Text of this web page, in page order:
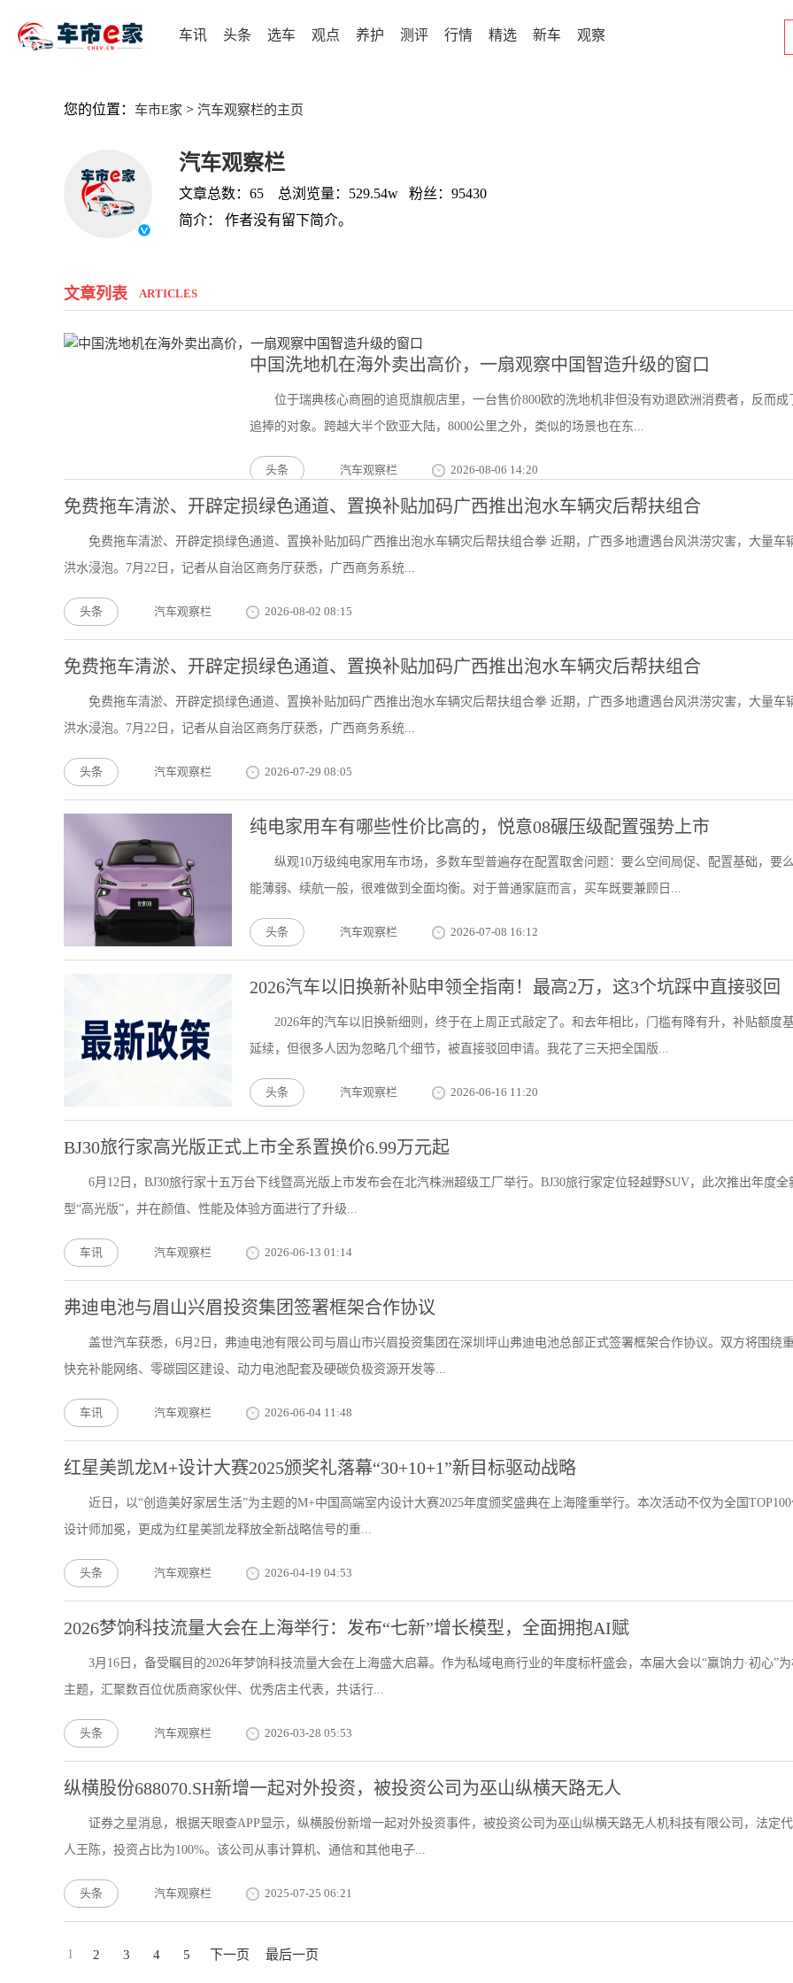
车讯 头条 选车 观点 养护 测评 行情 精选 新车 观察
您的位置： 车市E家 > 汽车观察栏的主页
汽车观察栏
文章总数：65 总浏览量：529.54w 粉丝：95430
简介： 作者没有留下简介。
文章列表 ARTICLES
中国洗地机在海外卖出高价，一扇观察中国智造升级的窗口
位于瑞典核心商圈的追觅旗舰店里，一台售价800欧的洗地机非但没有劝退欧洲消费者，反而成
追捧的对象。跨越大半个欧亚大陆，8000公里之外，类似的场景也在东...
头条 汽车观察栏 2026-08-06 14:20
免费拖车清淤、开辟定损绿色通道、置换补贴加码广西推出泡水车辆灾后帮扶组合
免费拖车清淤、开辟定损绿色通道、置换补贴加码广西推出泡水车辆灾后帮扶组合拳 近期，广西多地遭遇台风洪涝灾害，大量车
洪水浸泡。7月22日，记者从自治区商务厅获悉，广西商务系统...
头条 汽车观察栏 2026-08-02 08:15
免费拖车清淤、开辟定损绿色通道、置换补贴加码广西推出泡水车辆灾后帮扶组合
免费拖车清淤、开辟定损绿色通道、置换补贴加码广西推出泡水车辆灾后帮扶组合拳 近期，广西多地遭遇台风洪涝灾害，大量车
洪水浸泡。7月22日，记者从自治区商务厅获悉，广西商务系统...
头条 汽车观察栏 2026-07-29 08:05
纯电家用车有哪些性价比高的，悦意08碾压级配置强势上市
纵观10万级纯电家用车市场，多数车型普遍存在配置取舍问题：要么空间局促、配置基础，要
能薄弱、续航一般，很难做到全面均衡。对于普通家庭而言，买车既要兼顾日...
头条 汽车观察栏 2026-07-08 16:12
2026汽车以旧换新补贴申领全指南！最高2万，这3个坑踩中直接驳回
2026年的汽车以旧换新细则，终于在上周正式敲定了。和去年相比，门槛有降有升，补贴额度
延续，但很多人因为忽略几个细节，被直接驳回申请。我花了三天把全国版...
头条 汽车观察栏 2026-06-16 11:20
BJ30旅行家高光版正式上市全系置换价6.99万元起
6月12日，BJ30旅行家十五万台下线暨高光版上市发布会在北汽株洲超级工厂举行。BJ30旅行家定位轻越野SUV，此次推出年度全
型“高光版”，并在颜值、性能及体验方面进行了升级...
车讯 汽车观察栏 2026-06-13 01:14
弗迪电池与眉山兴眉投资集团签署框架合作协议
盖世汽车获悉，6月2日，弗迪电池有限公司与眉山市兴眉投资集团在深圳坪山弗迪电池总部正式签署框架合作协议。双方将围绕
快充补能网络、零碳园区建设、动力电池配套及硬碳负极资源开发等...
车讯 汽车观察栏 2026-06-04 11:48
红星美凯龙M+设计大赛2025颁奖礼落幕“30+10+1”新目标驱动战略
近日，以“创造美好家居生活”为主题的M+中国高端室内设计大赛2025年度颁奖盛典在上海隆重举行。本次活动不仅为全国
设计师加冕，更成为红星美凯龙释放全新战略信号的重...
头条 汽车观察栏 2026-04-19 04:53
2026梦饷科技流量大会在上海举行：发布“七新”增长模型，全面拥抱AI赋
3月16日，备受瞩目的2026年梦饷科技流量大会在上海盛大启幕。作为私域电商行业的年度标杆盛会，本届大会以“赢饷力·初心”
主题，汇聚数百位优质商家伙伴、优秀店主代表，共话行...
头条 汽车观察栏 2026-03-28 05:53
纵横股份688070.SH新增一起对外投资，被投资公司为巫山纵横天路无人
证券之星消息，根据天眼查APP显示，纵横股份新增一起对外投资事件，被投资公司为巫山纵横天路无人机科技有限公司，法定
人王陈，投资占比为100%。该公司从事计算机、通信和其他电子...
头条 汽车观察栏 2025-07-25 06:21
1 2 3 4 5 下一页 最后一页